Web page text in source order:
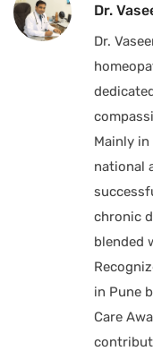
Dr.
Dr.
Mainly
national
chronic
blended
in Pune
Care